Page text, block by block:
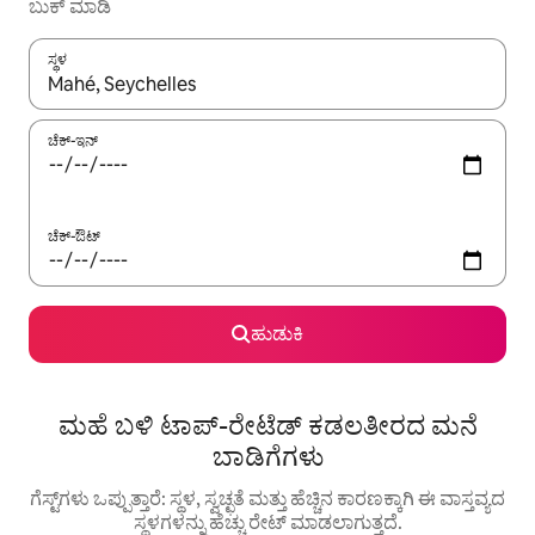
ಬುಕ್ ಮಾಡಿ
ಸ್ಥಳ
ಫಲಿತಾಂಶಗಳು ಲಭ್ಯವಿರುವಾಗ, ಅಪ್ ಮತ್ತು ಡೌನ್ ಬಾಣದ ಕೀಲಿಗಳೊಂದಿಗೆ
ಚೆಕ್-ಇನ್
ಚೆಕ್-ಔಟ್
ಹುಡುಕಿ
ಮಹೆ ಬಳಿ ಟಾಪ್-ರೇಟೆಡ್ ಕಡಲತೀರದ ಮನೆ
ಬಾಡಿಗೆಗಳು
ಗೆಸ್ಟ್‌ಗಳು ಒಪ್ಪುತ್ತಾರೆ: ಸ್ಥಳ, ಸ್ವಚ್ಛತೆ ಮತ್ತು ಹೆಚ್ಚಿನ ಕಾರಣಕ್ಕಾಗಿ ಈ ವಾಸ್ತವ್ಯದ
ಸ್ಥಳಗಳನ್ನು ಹೆಚ್ಚು ರೇಟ್ ಮಾಡಲಾಗುತ್ತದೆ.